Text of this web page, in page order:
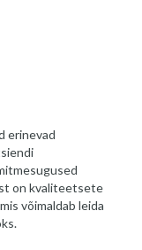
erinevad
on kvaliteetsete
võimaldab leida